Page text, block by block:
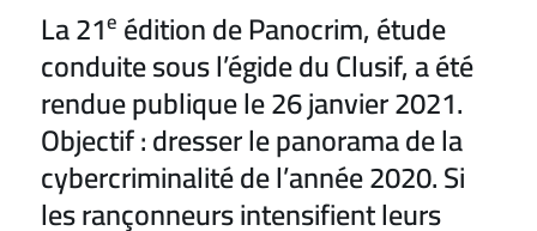
La 21e édition de Panocrim, étude
conduite sous l’égide du Clusif, a été
rendue publique le 26 janvier 2021.
Objectif : dresser le panorama de la
cybercriminalité de l’année 2020. Si
les rançonneurs intensifient leurs